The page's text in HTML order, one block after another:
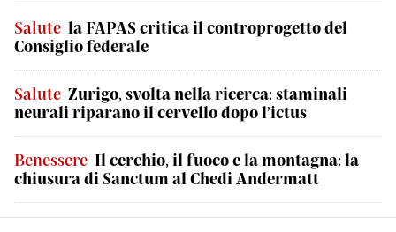
Salute la FAPAS critica il controprogetto del
Consiglio federale
Salute Zurigo, svolta nella ricerca: staminali
neurali riparano il cervello dopo l’ictus
Benessere Il cerchio, il fuoco e la montagna: la
chiusura di Sanctum al Chedi Andermatt